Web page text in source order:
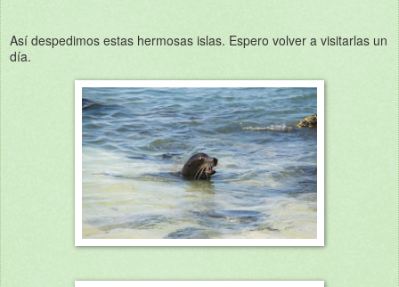
Así despedimos estas hermosas islas. Espero volver a visitarlas un
día.